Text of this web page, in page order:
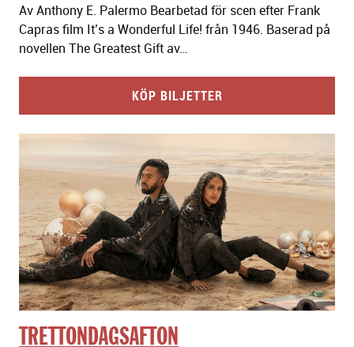
Av Anthony E. Palermo Bearbetad för scen efter Frank
Capras film It’s a Wonderful Life! från 1946. Baserad på
novellen The Greatest Gift av…
KÖP BILJETTER
TRETTONDAGSAFTON